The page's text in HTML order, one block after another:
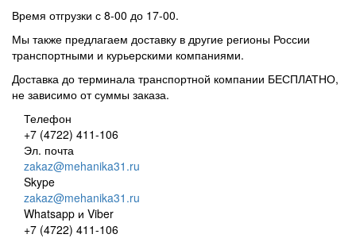
Время отгрузки с 8-00 до 17-00.
Мы также предлагаем доставку в другие регионы России
транспортными и курьерскими компаниями.
Доставка до терминала транспортной компании БЕСПЛАТНО,
не зависимо от суммы заказа.
Телефон
+7 (4722) 411-106
Эл. почта
zakaz@mehanika31.ru
Skype
zakaz@mehanika31.ru
Whatsapp и Viber
+7 (4722) 411-106